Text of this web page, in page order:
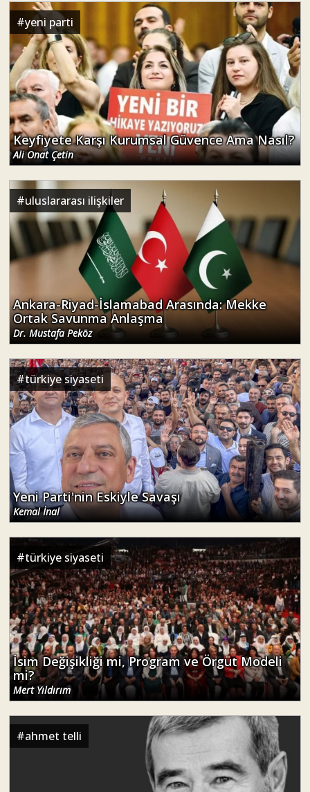
#yeni parti
Keyfiyete Karşı Kurumsal Güvence Ama Nasıl?
Ali Onat Çetin
#uluslararası ilişkiler
Ankara-Riyad-İslamabad Arasında: Mekke
Ortak Savunma Anlaşma
Dr. Mustafa Peköz
#türkiye siyaseti
Yeni Parti'nin Eskiyle Savaşı
Kemal İnal
#türkiye siyaseti
İsim Değişikliği mi, Program ve Örgüt Modeli
mi?
Mert Yıldırım
#ahmet telli